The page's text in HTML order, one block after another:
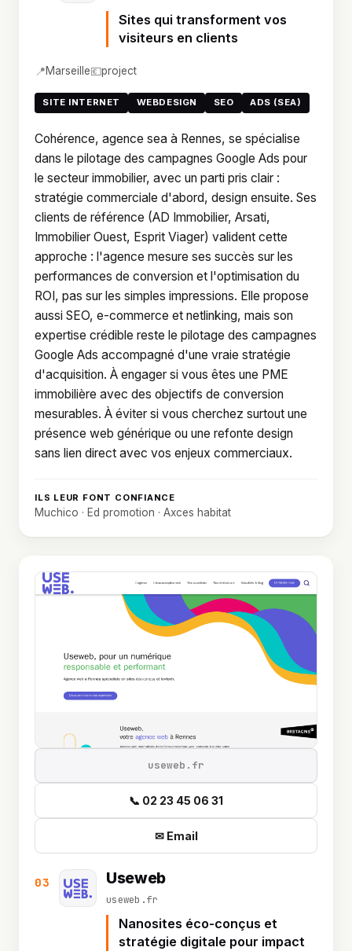
Sites qui transforment vos
visiteurs en clients
📍Marseille💶project
SITE INTERNET WEBDESIGN SEO ADS (SEA)
Cohérence, agence sea à Rennes, se spécialise
dans le pilotage des campagnes Google Ads pour
le secteur immobilier, avec un parti pris clair :
stratégie commerciale d'abord, design ensuite. Ses
clients de référence (AD Immobilier, Arsati,
Immobilier Ouest, Esprit Viager) valident cette
approche : l'agence mesure ses succès sur les
performances de conversion et l'optimisation du
ROI, pas sur les simples impressions. Elle propose
aussi SEO, e-commerce et netlinking, mais son
expertise crédible reste le pilotage des campagnes
Google Ads accompagné d'une vraie stratégie
d'acquisition. À engager si vous êtes une PME
immobilière avec des objectifs de conversion
mesurables. À éviter si vous cherchez surtout une
présence web générique ou une refonte design
sans lien direct avec vos enjeux commerciaux.
ILS LEUR FONT CONFIANCE
Muchico · Ed promotion · Axces habitat
03 Useweb
useweb.fr
Nanosites éco-conçus et
stratégie digitale pour impact
useweb.fr
📞 02 23 45 06 31
✉ Email